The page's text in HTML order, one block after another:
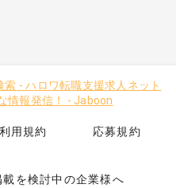
索 -ハロワ転職支援求人ネット
情報発信！
- Jaboon
利用規約 応募規約
載を検討中の企業様へ